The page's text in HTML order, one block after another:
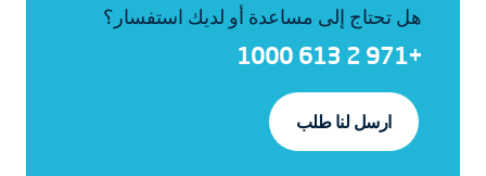
هل تحتاج إلى مساعدة أو لديك استفسار؟
+971 2 613 1000
ارسل لنا طلب